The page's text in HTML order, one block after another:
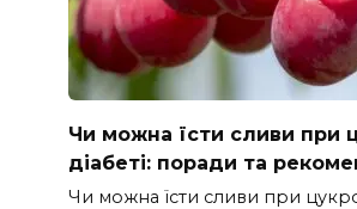
Чи можна їсти сливи при
діабеті: поради та
Чи можна їсти сливи при